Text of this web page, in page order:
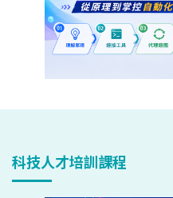
科技人才培訓課程